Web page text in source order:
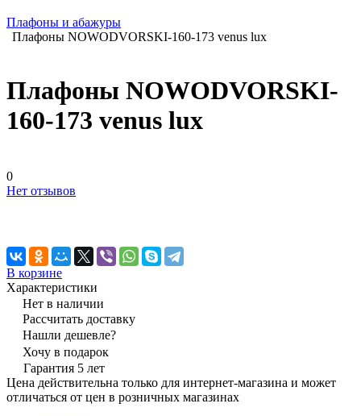
Плафоны и абажуры
Плафоны NOWODVORSKI-160-173 venus lux
Плафоны NOWODVORSKI-
160-173 venus lux
0
Нет отзывов
В корзине
Характеристики
Нет в наличии
Рассчитать доставку
Нашли дешевле?
Хочу в подарок
Гарантия 5 лет
Цена действительна только для интернет-магазина и может
отличаться от цен в розничных магазинах